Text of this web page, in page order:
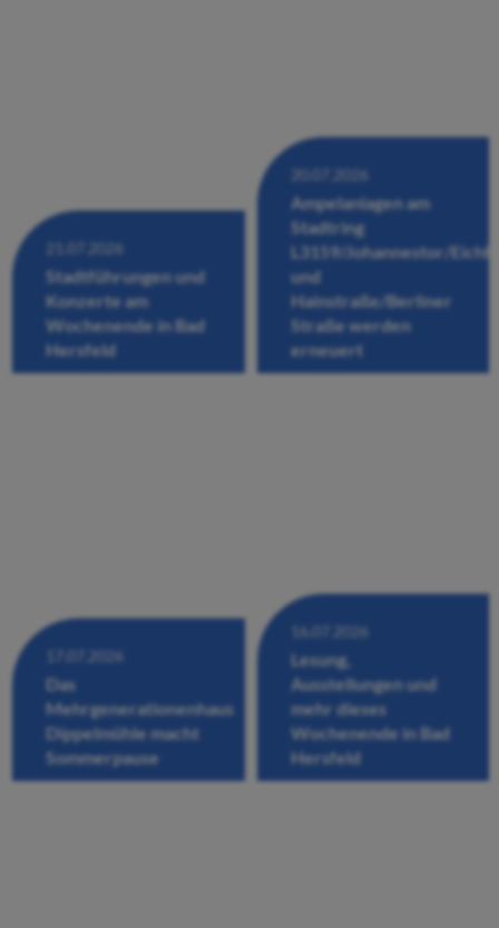
21.07.2026
Stadtführungen und
Konzerte am
Wochenende in Bad
Hersfeld
20.07.2026
Ampelanlagen am
Stadtring
L3159/Johannestor/
und
Hainstraße/Berliner
Straße werden
erneuert
17.07.2026
Das
Mehrgenerationenhaus
Dippelmühle macht
Sommerpause
16.07.2026
Lesung,
Ausstellungen und
mehr dieses
Wochenende in Bad
Hersfeld